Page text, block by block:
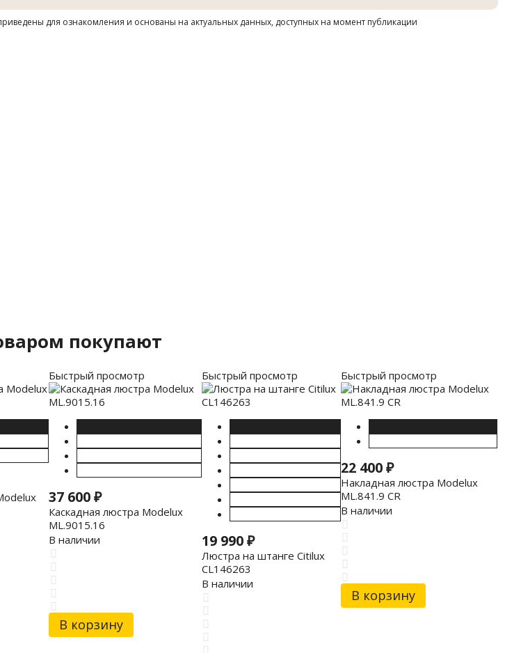
для ознакомления и основаны на актуальных данных, доступных на момент публикации
покупают
Быстрый просмотр
37 600₽
Каскадная люстра Modelux
ML.9015.16
В наличии
В корзину
Быстрый просмотр
19 990₽
Люстра на штанге Citilux
CL146263
В наличии
Быстрый просмотр
22 400₽
Накладная люстра Modelux
ML.841.9 CR
В наличии
В корзину